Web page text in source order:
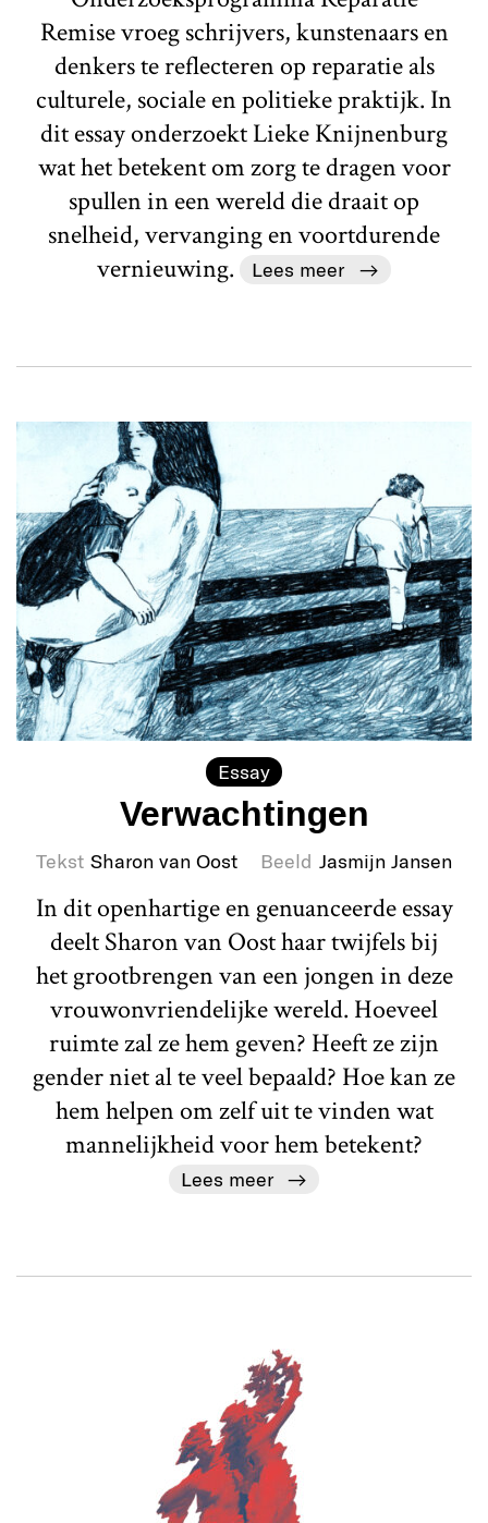
Remise vroeg schrijvers, kunstenaars en
denkers te reflecteren op reparatie als
culturele, sociale en politieke praktijk. In
dit essay onderzoekt Lieke Knijnenburg
wat het betekent om zorg te dragen voor
spullen in een wereld die draait op
snelheid, vervanging en voortdurende
vernieuwing.
Lees meer
Essay
Verwachtingen
Tekst Sharon van Oost Beeld Jasmijn Jansen
In dit openhartige en genuanceerde essay
deelt Sharon van Oost haar twijfels bij
het grootbrengen van een jongen in deze
vrouwonvriendelijke wereld. Hoeveel
ruimte zal ze hem geven? Heeft ze zijn
gender niet al te veel bepaald? Hoe kan ze
hem helpen om zelf uit te vinden wat
mannelijkheid voor hem betekent?
Lees meer